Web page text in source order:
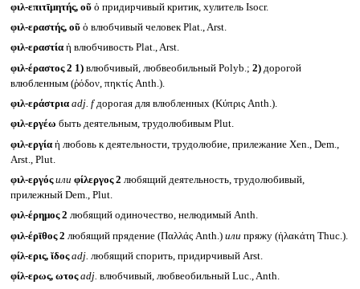
φιλ-επιτῑμητής, οῦὁ придирчивый критик, хулитель Isocr.
φιλ-εραστής, οῦὁ влюбчивый человек Plat., Arst.
φιλ-εραστία ἡ влюбчивость Plat., Arst.
φιλ-έραστος 2 1)влюбчивый, любвеобильный Polyb.; 2)дорогой
влюбленным (ῥόδον, πηκτίς Anth.).
φιλ-εράστρια adj. fдорогая для влюбленных (Κύπρις Anth.).
φιλ-εργέω быть деятельным, трудолюбивым Plut.
φιλ-εργία ἡ любовь к деятельности, трудолюбие, прилежание Xen., Dem.,
Arst., Plut.
φιλ-εργόςили φίλεργος 2 любящий деятельность, трудолюбивый,
прилежный Dem., Plut.
φιλ-έρημος 2 любящий одиночество, нелюдимый Anth.
φιλ-έρῑθος 2 любящий прядение (Παλλάς Anth.) или пряжу (ἠλακάτη Thuc.).
φίλ-ερις, ῐδοςadj. любящий спорить, придирчивый Arst.
φίλ-ερως, ωτοςadj. влюбчивый, любвеобильный Luc., Anth.